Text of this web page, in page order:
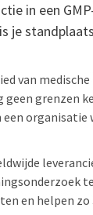
in een
je
van
geen grenzen
organisatie
en helpen zo